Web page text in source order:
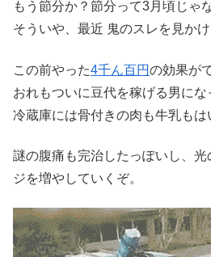
もう節分か？節分って3月頃じゃ
そういや、最近 鬼のスレを見かけ
この前やった4千ん百円の効果が
おれもついに豆代を稼げる男にな
冷蔵庫には骨付きの肉も牛乳もは
謎の腹痛も完治したっぽいし、
ジを増やしていくぞ。